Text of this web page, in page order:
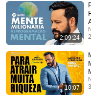
2:09:24
10:07